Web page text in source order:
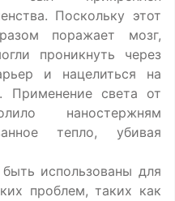
Поскольку этот
поражает мозг,
проникнуть через
и нацелиться на
Применение света от
наностержням
тепло, убивая
использованы для
проблем, таких как